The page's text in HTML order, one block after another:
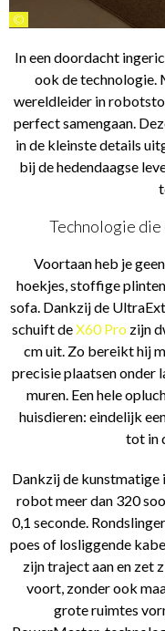
©
In een doordacht
ook de technologie.
wereldleider in
perfect samengaan.
in de kleinste details
bij de hedendaagse
Technologie
Voortaan heb je
hoekjes, stoffige
sofa. Dankzij de
schuift deX60 Pro zijn
cm uit. Zo bereikt hij
precisie plaatsen onder
muren. Een hele
huisdieren: eindelijk
tot in
Dankzij de kunstmatige
robot meer dan 320
0,1 seconde.
poes of losliggende
zijn traject aan en zet
voort, zonder ook
grote ruimtes